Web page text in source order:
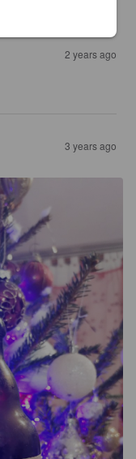
2 years ago
3 years ago